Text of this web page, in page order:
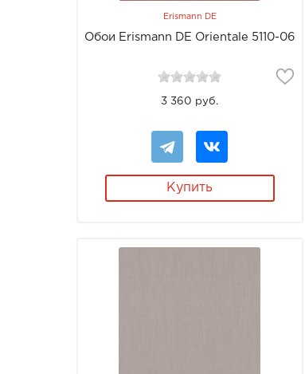
Erismann DE
Обои Erismann DE Orientale 5110-06
3 360 руб.
Купить